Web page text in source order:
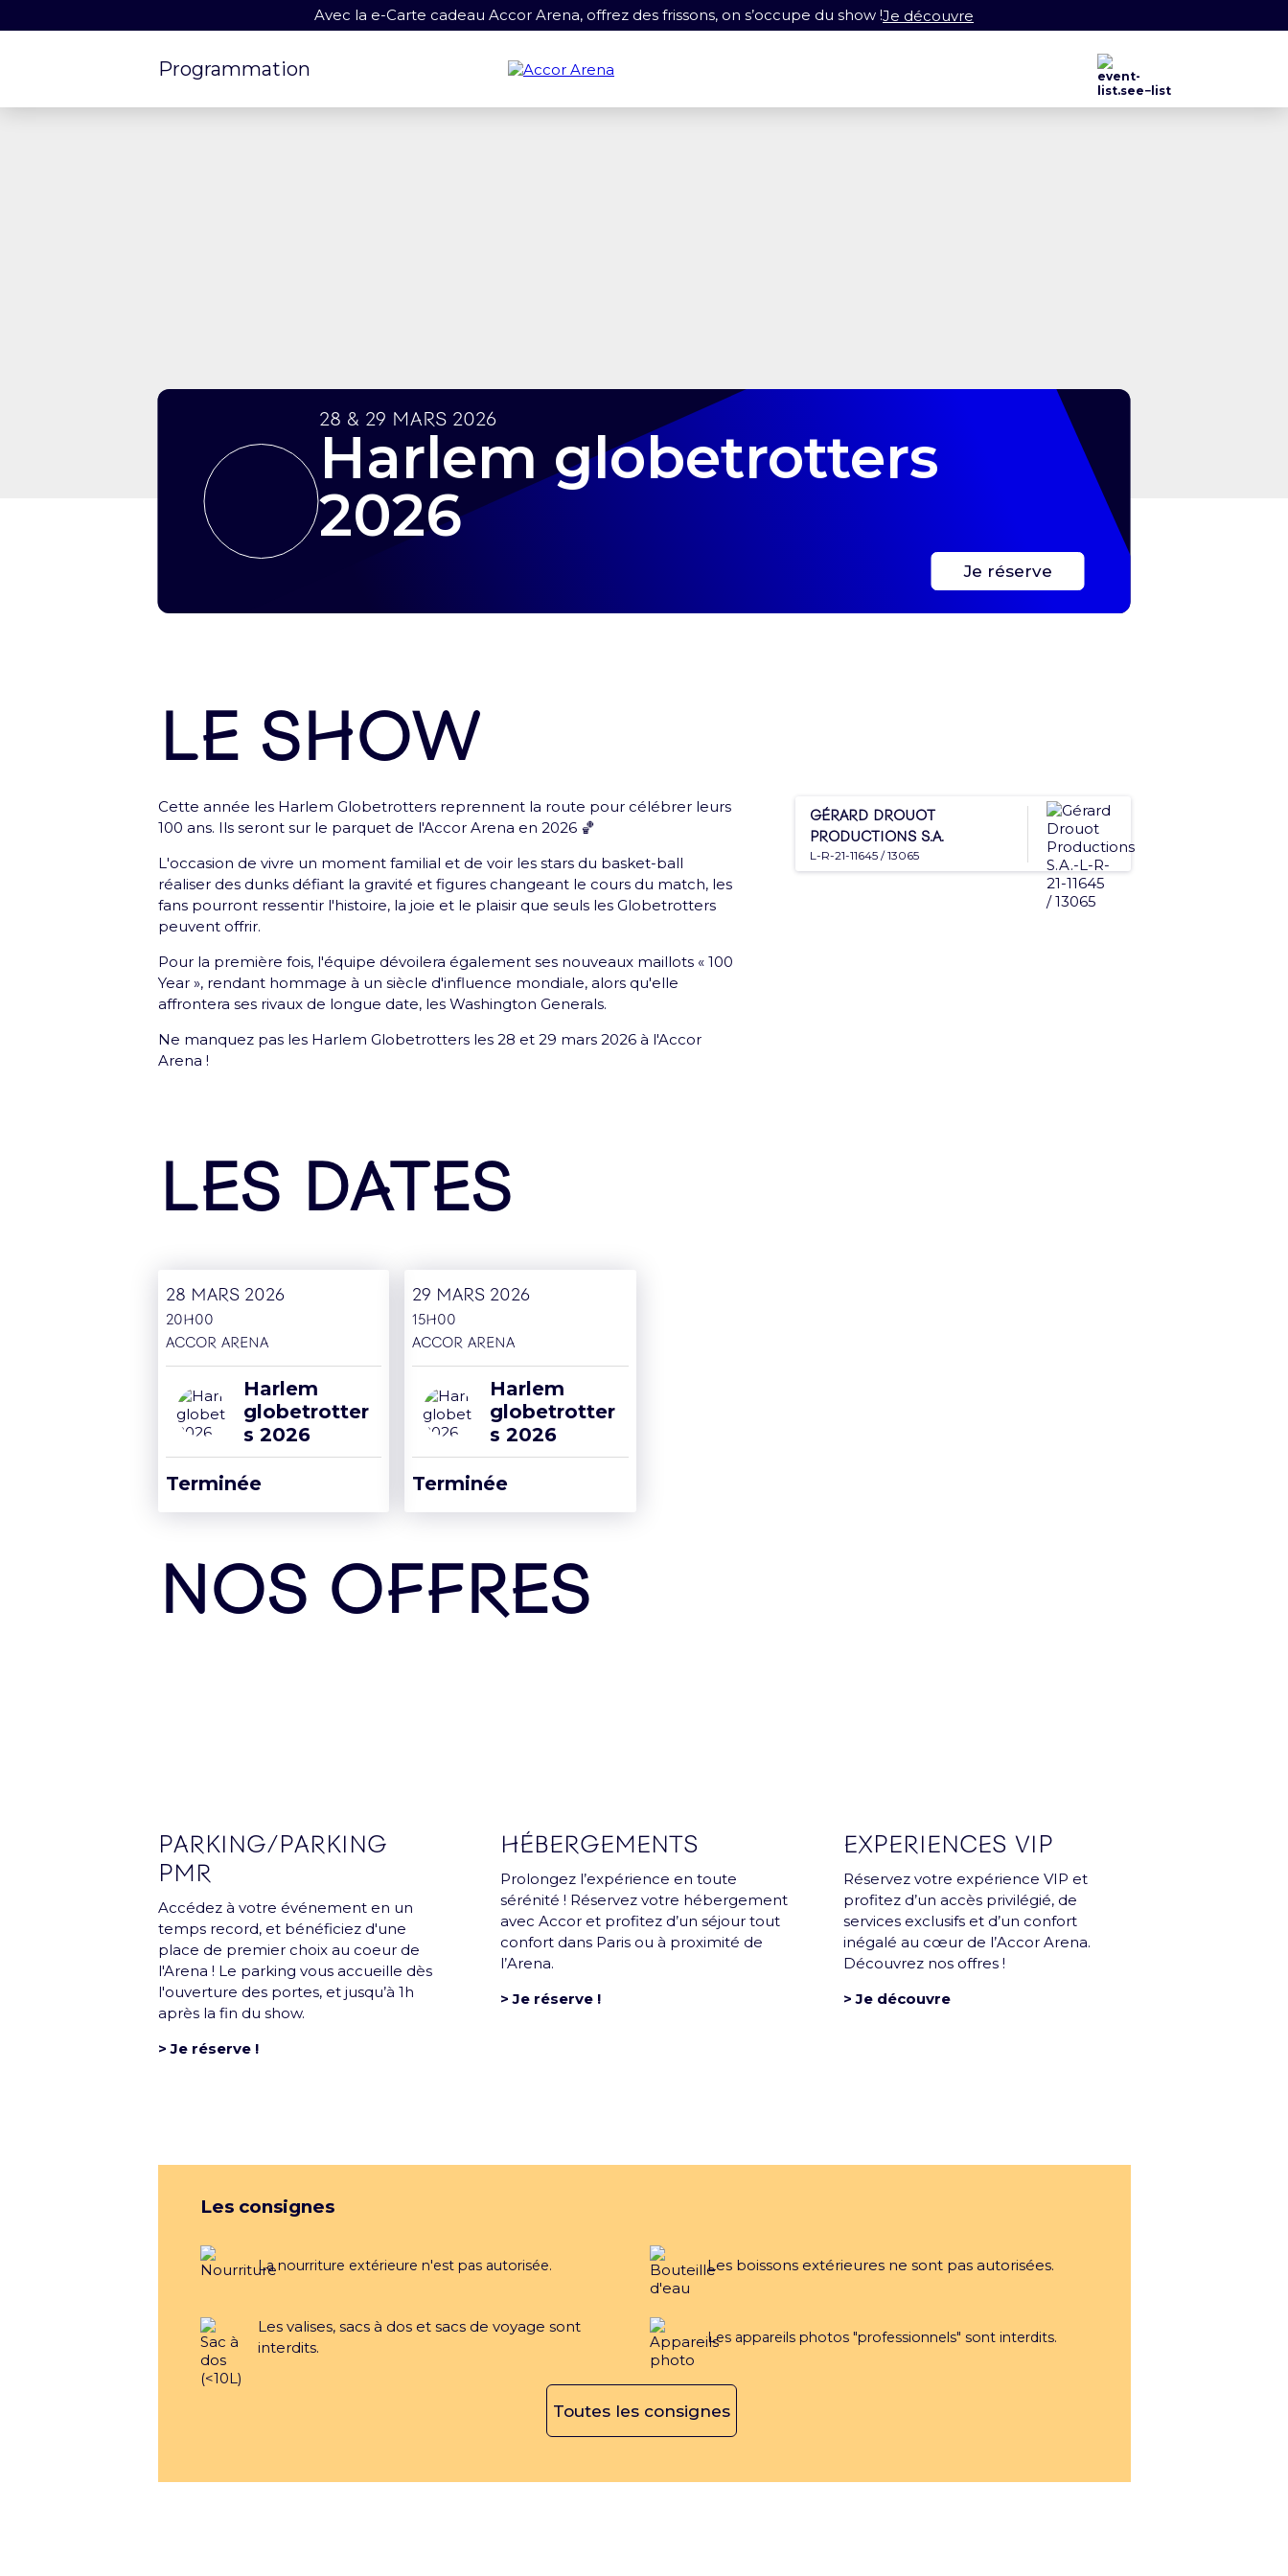
Crée ton profil pour retrouver tes billets et toutes les infos de tes expériences Arena !
Me connecter
Nouveauté : e-Carte cadeau
Newsletter
Inscrivez-vous et recevez une fois par mois une Arena news qui a tout d’essentiel !
Nos Partenaires
Company
Mentions légales et CGU Politique de confidentialité Rejoins la team Politique RSE Déclaration d'accessibilité
Avec la e-Carte cadeau Accor Arena, offrez des frissons, on s’occupe du show !Je découvre
Programmation
28 & 29 mars 2026
Harlem globetrotters
2026
Je réserve
Le show
Cette année les Harlem Globetrotters reprennent la route pour célébrer leurs
100 ans. Ils seront sur le parquet de l'Accor Arena en 2026 🏀
L'occasion de vivre un moment familial et de voir les stars du basket-ball
réaliser des dunks défiant la gravité et figures changeant le cours du match, les
fans pourront ressentir l'histoire, la joie et le plaisir que seuls les Globetrotters
peuvent offrir.
Pour la première fois, l'équipe dévoilera également ses nouveaux maillots « 100
Year », rendant hommage à un siècle d'influence mondiale, alors qu'elle
affrontera ses rivaux de longue date, les Washington Generals.
Ne manquez pas les Harlem Globetrotters les 28 et 29 mars 2026 à l'Accor
Arena !
Gérard Drouot
Productions S.A.
L-R-21-11645 / 13065
Les dates
28 mars 2026
20H00
Accor Arena
Harlem
globetrotter
s 2026
Terminée
29 mars 2026
15H00
Accor Arena
Harlem
globetrotter
s 2026
Terminée
NOS OFFRES
PARKING/PARKING
PMR
Accédez à votre événement en un
temps record, et bénéficiez d'une
place de premier choix au coeur de
l'Arena ! Le parking vous accueille dès
l'ouverture des portes, et jusqu’à 1h
après la fin du show.
> Je réserve !
HÉBERGEMENTS
Prolongez l’expérience en toute
sérénité ! Réservez votre hébergement
avec Accor et profitez d’un séjour tout
confort dans Paris ou à proximité de
l’Arena.
> Je réserve !
EXPERIENCES VIP
Réservez votre expérience VIP et
profitez d’un accès privilégié, de
services exclusifs et d’un confort
inégalé au cœur de l’Accor Arena.
Découvrez nos offres !
> Je découvre
Les consignes
La nourriture extérieure n'est pas autorisée. Les boissons extérieures ne sont pas autorisées.
Les valises, sacs à dos et sacs de voyage sont
interdits.
Les appareils photos "professionnels" sont interdits.
Toutes les consignes